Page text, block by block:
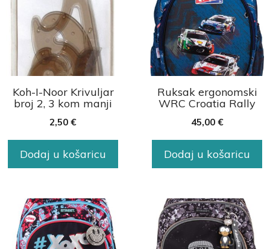
Koh-I-Noor Krivuljar
broj 2, 3 kom manji
2,50 €
Dodaj u košaricu
Ruksak ergonomski
WRC Croatia Rally
45,00 €
Dodaj u košaricu